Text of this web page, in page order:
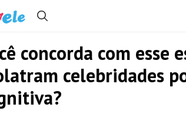
concorda com esse
celebridades